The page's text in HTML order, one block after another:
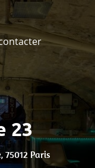
23
75012 Paris